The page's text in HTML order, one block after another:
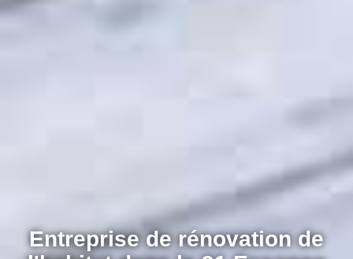
Entreprise de rénovation de